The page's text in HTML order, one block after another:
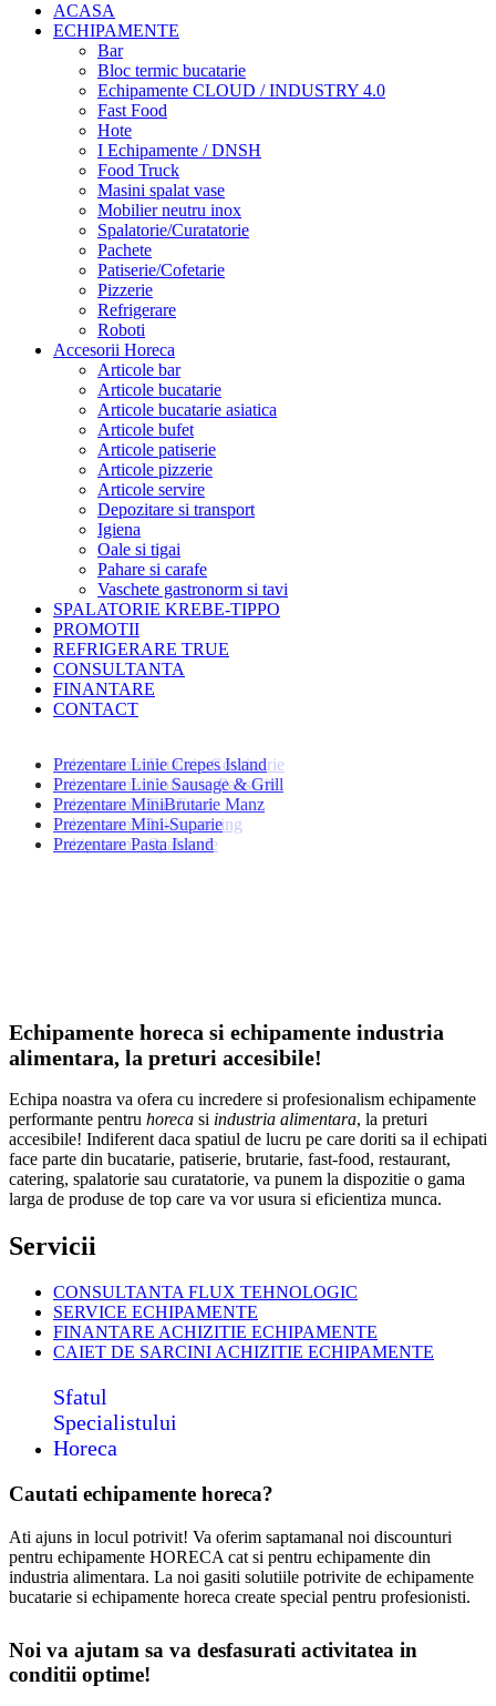
ACASA
ECHIPAMENTE
Bar
Bloc termic bucatarie
Echipamente CLOUD / INDUSTRY 4.0
Fast Food
Hote
I Echipamente / DNSH
Food Truck
Masini spalat vase
Mobilier neutru inox
Spalatorie/Curatatorie
Pachete
Patiserie/Cofetarie
Pizzerie
Refrigerare
Roboti
Accesorii Horeca
Articole bar
Articole bucatarie
Articole bucatarie asiatica
Articole bufet
Articole patiserie
Articole pizzerie
Articole servire
Depozitare si transport
Igiena
Oale si tigai
Pahare si carafe
Vaschete gastronorm si tavi
SPALATORIE KREBE-TIPPO
PROMOTII
REFRIGERARE TRUE
CONSULTANTA
FINANTARE
CONTACT
Echipamente Brutarie-Covrigarie
Echipamente Cofetarie-Patiserie
Echipamente FastFood
Echipamente Mini-catering
Echipamente Spalatorie
Echipamente horeca si echipamente industria
alimentara, la preturi accesibile!
Echipa noastra va ofera cu incredere si profesionalism echipamente
performante pentru horeca si industria alimentara, la preturi
accesibile! Indiferent daca spatiul de lucru pe care doriti sa il echipati
face parte din bucatarie, patiserie, brutarie, fast-food, restaurant,
catering, spalatorie sau curatatorie, va punem la dispozitie o gama
larga de produse de top care va vor usura si eficientiza munca.
Servicii
CONSULTANTA FLUX TEHNOLOGIC
SERVICE ECHIPAMENTE
FINANTARE ACHIZITIE ECHIPAMENTE
CAIET DE SARCINI ACHIZITIE ECHIPAMENTE
Sfatul
Specialistului
Horeca
Cautati echipamente horeca?
Ati ajuns in locul potrivit! Va oferim saptamanal noi discounturi
pentru echipamente HORECA cat si pentru echipamente din
industria alimentara. La noi gasiti solutiile potrivite de echipamente
bucatarie si echipamente horeca create special pentru profesionisti.
Noi va ajutam sa va desfasurati activitatea in
conditii optime!